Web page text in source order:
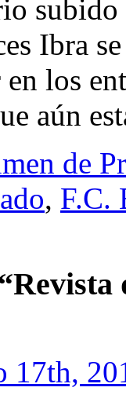
Ibra
en los
aún
de
, F.C.
17th,